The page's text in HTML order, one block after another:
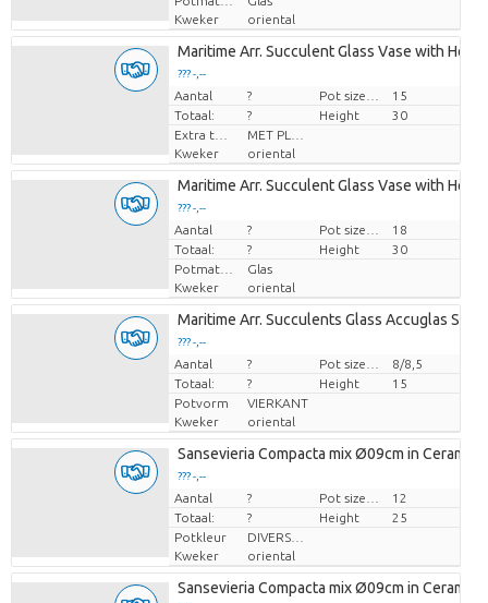
Kweker
oriental
Maritime Arr. Succulent Glass Vase with Hole
??? -,--
Prijs per stuk
Aantal ?
15
Totaal:
? Height
30
Extra toevoegingen
Kweker
oriental
Maritime Arr. Succulent Glass Vase with Hole
??? -,--
Prijs per stuk
Aantal ?
18
Totaal:
? Height
30
Potmateriaal
Glas
Kweker
oriental
Maritime Arr. Succulents Glass Accuglas
??? -,--
Prijs per stuk
Aantal ?
8/8,5
Totaal:
? Height
15
Potvorm
VIERKANT
Kweker
oriental
Sansevieria Compacta mix Ø09cm in Ceramic
??? -,--
Prijs per stuk
Aantal ?
12
Totaal:
? Height
25
Potkleur
DIVERSE KLEUREN
Kweker
oriental
Sansevieria Compacta mix Ø09cm in Ceramic